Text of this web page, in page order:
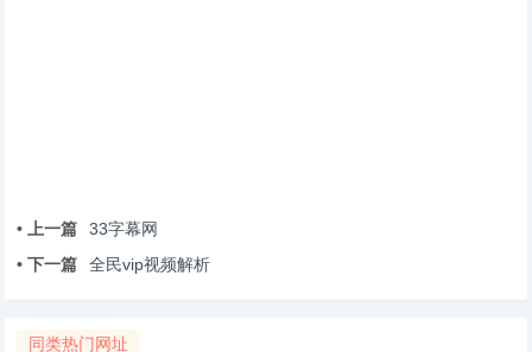
• 上一篇
33字幕网
• 下一篇
全民vip视频解析
同类热门网址